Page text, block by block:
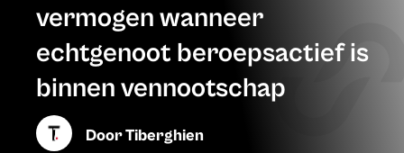
vermogen wanneer
echtgenoot beroepsactief is
binnen vennootschap
DoorTiberghien